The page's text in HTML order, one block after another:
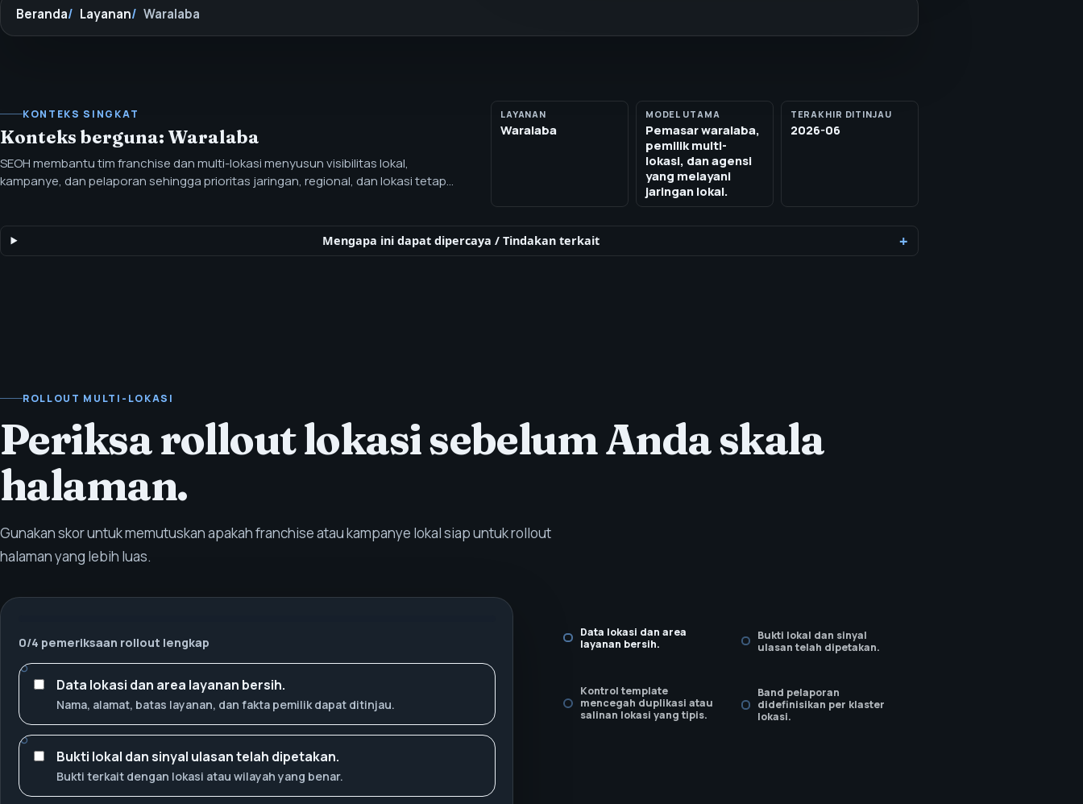
Beranda Layanan Waralaba
KONTEKS SINGKAT
Konteks berguna: Waralaba
SEOH membantu tim franchise dan multi-lokasi menyusun visibilitas lokal,
kampanye, dan pelaporan sehingga prioritas jaringan, regional, dan lokasi tetap
LAYANAN
Waralaba
MODEL UTAMA
Pemasar waralaba,
pemilik multi-
lokasi, dan agensi
yang melayani
jaringan lokal.
TERAKHIR DITINJAU
2026-06
Mengapa ini dapat dipercaya /Tindakan terkait
ROLLOUT MULTI-LOKASI
Periksa rollout lokasi sebelum Anda skala
halaman.
Gunakan skor untuk memutuskan apakah franchise atau kampanye lokal siap untuk rollout
halaman yang lebih luas.
0/4 pemeriksaan rollout lengkap
Data lokasi dan area layanan bersih.
Nama, alamat, batas layanan, dan fakta pemilik dapat ditinjau.
Bukti lokal dan sinyal ulasan telah dipetakan.
Bukti terkait dengan lokasi atau wilayah yang benar.
Data lokasi dan area
layanan bersih.
Bukti lokal dan sinyal
ulasan telah dipetakan.
Kontrol template
mencegah duplikasi atau
salinan lokasi yang tipis.
Band pelaporan
didefinisikan per klaster
lokasi.